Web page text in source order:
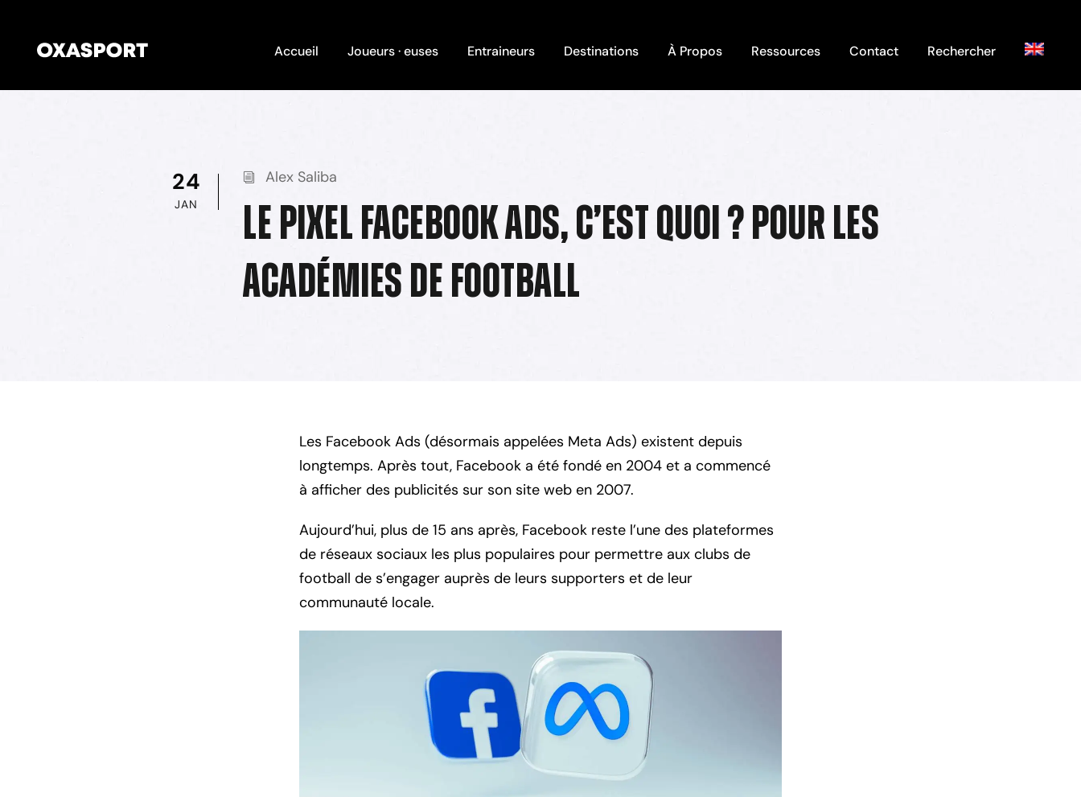
Accueil Joueurs · euses Entraineurs Destinations À Propos Ressources Contact Rechercher
24
JAN
Alex Saliba
Le Pixel Facebook Ads, C’est Quoi ? Pour les
Académies de Football
Les Facebook Ads (désormais appelées Meta Ads) existent depuis
longtemps. Après tout, Facebook a été fondé en 2004 et a commencé
à afficher des publicités sur son site web en 2007.
Aujourd’hui, plus de 15 ans après, Facebook reste l’une des plateformes
de réseaux sociaux les plus populaires pour permettre aux clubs de
football de s’engager auprès de leurs supporters et de leur
communauté locale.